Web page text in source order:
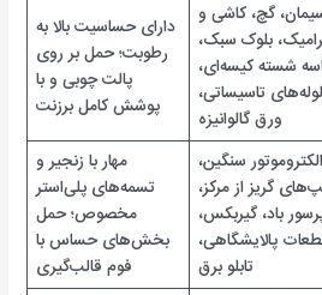
گچ، کاشی و
بلوک سبک،
شسته کیسه‌ای،
لوله‌های تاسیساتی،
ورق گالوانیزه
دارای حساسیت بالا به
رطوبت؛ حمل بر روی
پالت چوبی و با
پوشش کامل برزنت
الکتروموتور سنگین،
گریز از مرکز،
باد، گیربکس،
پالایشگاهی،
تابلو برق
مهار با زنجیر و
تسمه‌های پلی‌استر
مخصوص؛ حمل
بخش‌های حساس با
فوم قالب‌گیری